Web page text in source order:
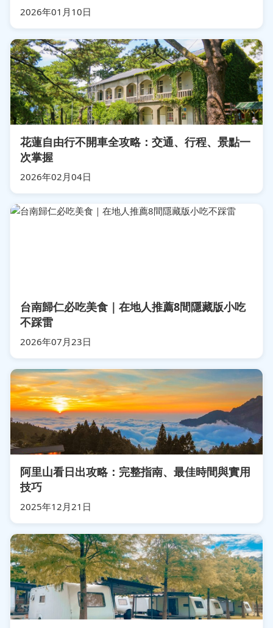
2026年01月10日
花蓮自由行不開車全攻略：交通、行程、景點一
次掌握
2026年02月04日
台南歸仁必吃美食｜在地人推薦8間隱藏版小吃
不踩雷
2026年07月23日
阿里山看日出攻略：完整指南、最佳時間與實用
技巧
2025年12月21日